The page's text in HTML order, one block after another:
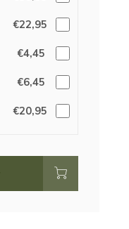
€22,95
€4,45
€6,45
€20,95